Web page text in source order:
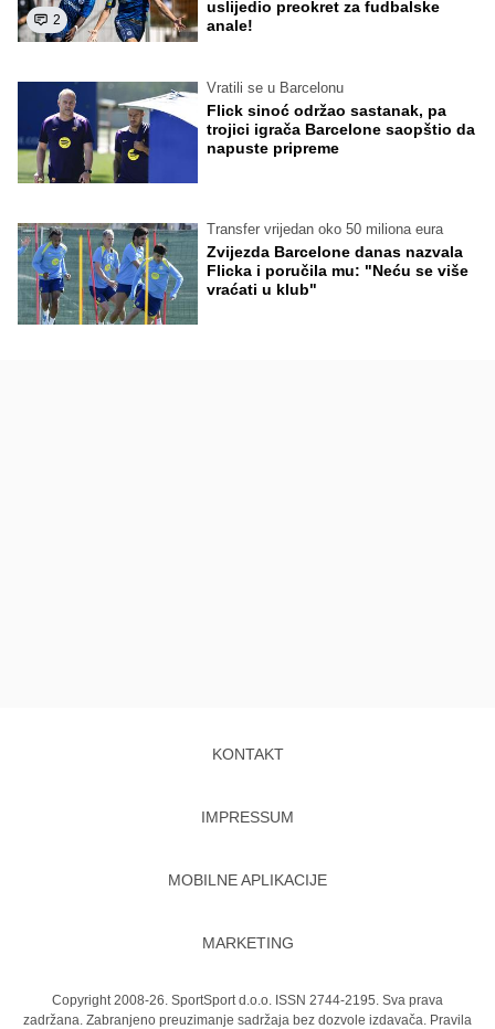
2
uslijedio preokret za fudbalske
anale!
Vratili se u Barcelonu
Flick sinoć održao sastanak, pa
trojici igrača Barcelone saopštio da
napuste pripreme
Transfer vrijedan oko 50 miliona eura
Zvijezda Barcelone danas nazvala
Flicka i poručila mu: "Neću se više
vraćati u klub"
KONTAKT
IMPRESSUM
MOBILNE APLIKACIJE
MARKETING
Copyright 2008-26. SportSport d.o.o. ISSN 2744-2195. Sva prava
zadržana. Zabranjeno preuzimanje sadržaja bez dozvole izdavača. Pravila